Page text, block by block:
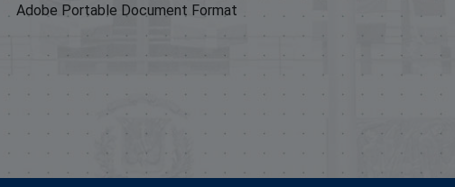
Adobe Portable Document Format